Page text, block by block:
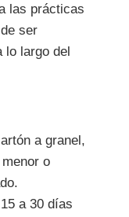
las prácticas
ser
lo largo del
a granel,
o
a 30 días